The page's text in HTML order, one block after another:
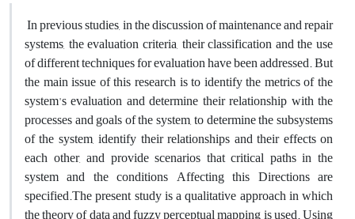
In previous studies, in the discussion of maintenance and repair
systems, the evaluation criteria, their classification and the use
of different techniques for evaluation have been addressed. But
the main issue of this research is to identify the metrics of the
system's evaluation and determine their relationship with the
processes and goals of the system, to determine the subsystems
of the system, identify their relationships and their effects on
each other, and provide scenarios that critical paths in the
system and the conditions Affecting this Directions are
specified.The present study is a qualitative approach in which